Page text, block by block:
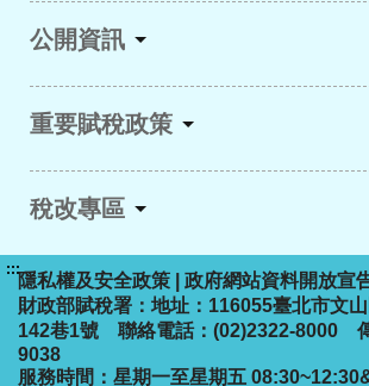
公開資訊
重要賦稅政策
稅改專區
:::
隱私權及安全政策
政府網站資料開放宣
財政部賦稅署：地址：116055臺北市文
142巷1號 聯絡電話：(02)2322-8000
9038
服務時間：星期一至星期五